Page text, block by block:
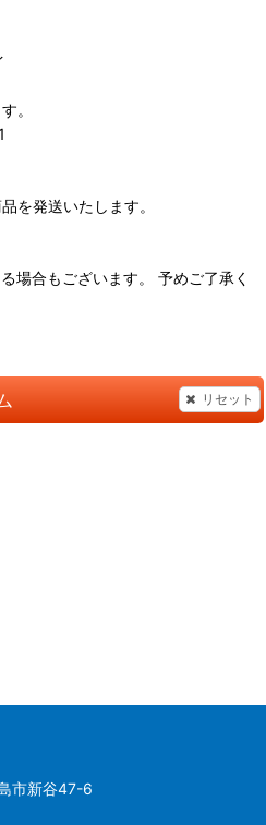
。
を発送いたします。
場合もございます。 予めご了承く
リセット
市新谷47-6